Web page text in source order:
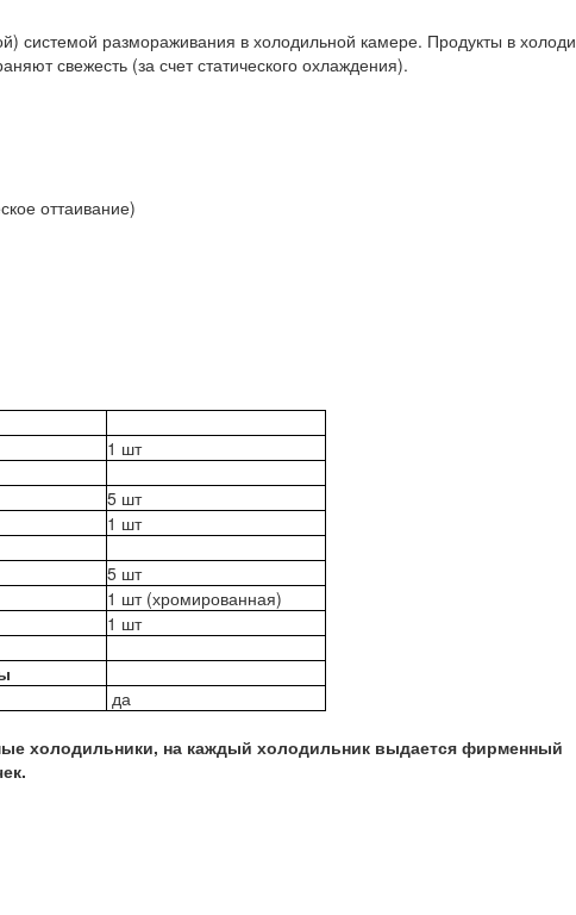
системой размораживания в холодильной камере. Продукты в
свежесть (за счет статического охлаждения).
оттаивание)
1 шт
5 шт
1 шт
5 шт
1 шт (хромированная)
1 шт
да
холодильники, на каждый холодильник выдается фирменный